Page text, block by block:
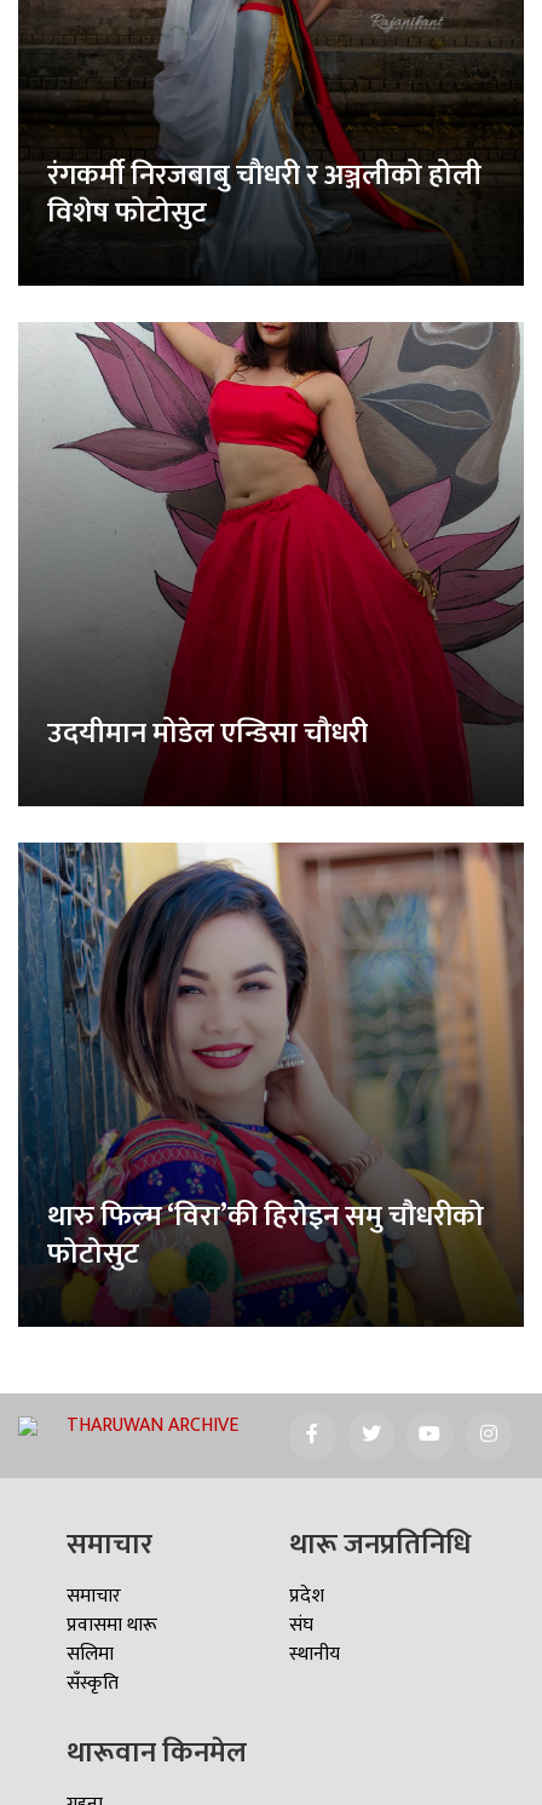
रंगकर्मी निरजबाबु चौधरी र अञ्जलीको होली
विशेष फोटोसुट
उदयीमान मोडेल एन्डिसा चौधरी
थारु फिल्म ‘विरा’की हिरोइन समु चौधरीको
फोटोसुट
THARUWAN ARCHIVE
समाचार
समाचार
प्रवासमा थारू
सलिमा
सँस्कृति
थारू जनप्रतिनिधि
प्रदेश
संघ
स्थानीय
थारूवान किनमेल